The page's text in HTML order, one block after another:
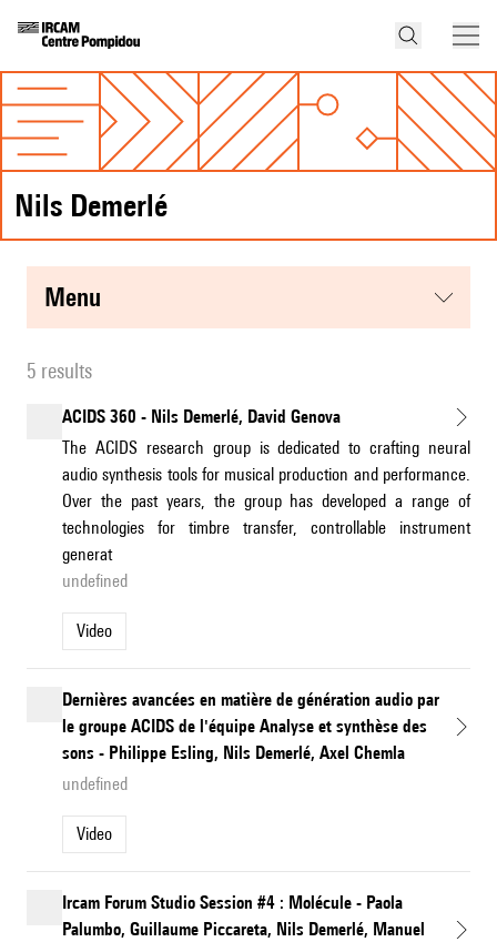
Nils Demerlé
menu
5 results
ACIDS 360 - Nils Demerlé, David Genova
The ACIDS research group is dedicated to crafting neural
audio synthesis tools for musical production and performance.
Over the past years, the group has developed a range of
technologies for timbre transfer, controllable instrument
generat
undefined
Video
Dernières avancées en matière de génération audio par
le groupe ACIDS de l'équipe Analyse et synthèse des
sons - Philippe Esling, Nils Demerlé, Axel Chemla
undefined
Video
Ircam Forum Studio Session #4 : Molécule - Paola
Palumbo, Guillaume Piccareta, Nils Demerlé, Manuel